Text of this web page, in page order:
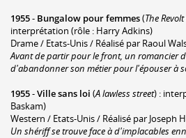
1955- Bungalow pour femmes(The
interprétation (rôle : Harry Adkins)
Drame / Etats-Unis / Réalisé par Raoul
Avant de partir pour le front, un romancier
d'abandonner son métier pour l'épouser à
1955-Ville sans loi (A lawless street) :
Baskam)
Western / Etats-Unis / Réalisé par Joseph
Un shériff se trouve face à d'implacables